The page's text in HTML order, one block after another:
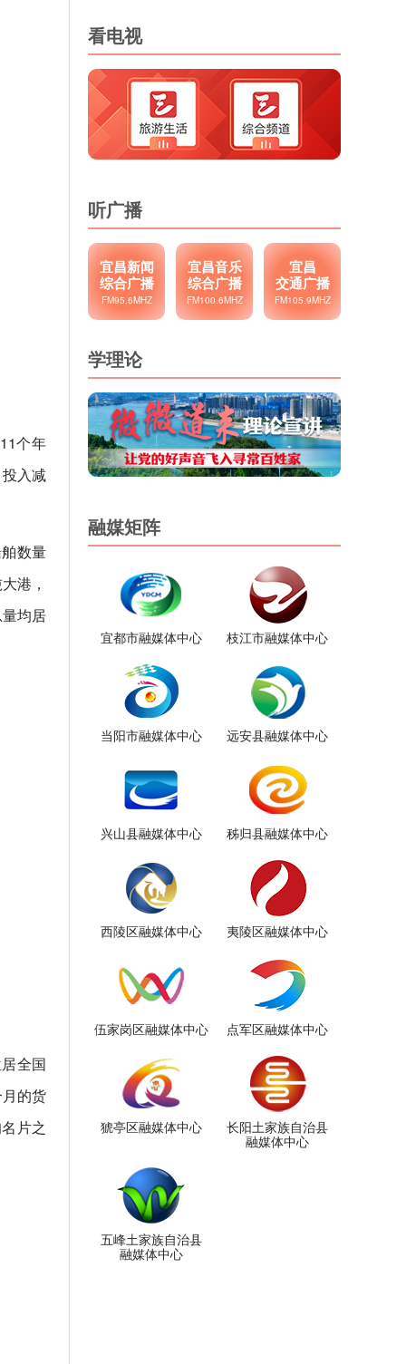
个年
入减
数量
港，
均居
全国
的货
片之
看电视
听广播
宜昌新闻
综合广播
FM95.6MHZ
宜昌音乐
综合广播
FM100.6MHZ
宜昌
交通广播
FM105.9MHZ
学理论
融媒矩阵
宜都市融媒体中心 枝江市融媒体中心
当阳市融媒体中心 远安县融媒体中心
兴山县融媒体中心 秭归县融媒体中心
西陵区融媒体中心 夷陵区融媒体中心
伍家岗区融媒体中心 点军区融媒体中心
猇亭区融媒体中心
长阳土家族自治县
融媒体中心
五峰土家族自治县
融媒体中心